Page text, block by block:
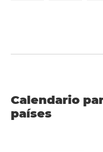
Calendario
países